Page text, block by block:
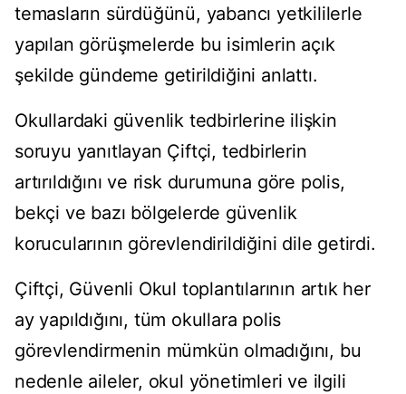
temasların sürdüğünü, yabancı yetkililerle
yapılan görüşmelerde bu isimlerin açık
şekilde gündeme getirildiğini anlattı.
Okullardaki güvenlik tedbirlerine ilişkin
soruyu yanıtlayan Çiftçi, tedbirlerin
artırıldığını ve risk durumuna göre polis,
bekçi ve bazı bölgelerde güvenlik
korucularının görevlendirildiğini dile getirdi.
Çiftçi, Güvenli Okul toplantılarının artık her
ay yapıldığını, tüm okullara polis
görevlendirmenin mümkün olmadığını, bu
nedenle aileler, okul yönetimleri ve ilgili